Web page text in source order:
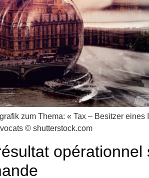
zum Thema: « Tax – Besitzer
© shutterstock.com